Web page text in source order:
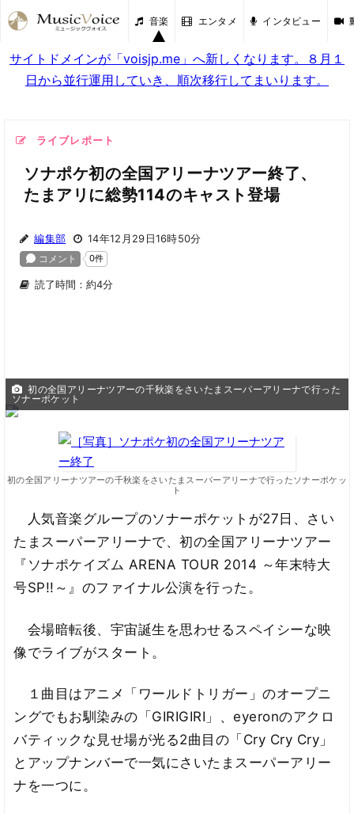
音楽 エンタメ インタビュー
サイトドメインが「voisjp.me」へ新しくなります。８月１
日から並行運用していき、順次移行してまいります。
ライブレポート
ソナポケ初の全国アリーナツアー終了、
たまアリに総勢114のキャスト登場
編集部 14年12月29日16時50分
読了時間：約4分
初の全国アリーナツアーの千秋楽をさいたまスーパーアリーナで行った
ソナーポケット
初の全国アリーナツアーの千秋楽をさいたまスーパーアリーナで行ったソナーポケッ
ト
人気音楽グループのソナーポケットが27日、さい
たまスーパーアリーナで、初の全国アリーナツアー
『ソナポケイズム ARENA TOUR 2014 ～年末特大
号SP!!～』のファイナル公演を行った。
会場暗転後、宇宙誕生を思わせるスペイシーな映
像でライブがスタート。
１曲目はアニメ「ワールドトリガー」のオープニ
ングでもお馴染みの「GIRIGIRI」、eyeronのアクロ
バティックな見せ場が光る2曲目の「Cry Cry Cry」
とアップナンバーで一気にさいたまスーパーアリー
ナを一つに。